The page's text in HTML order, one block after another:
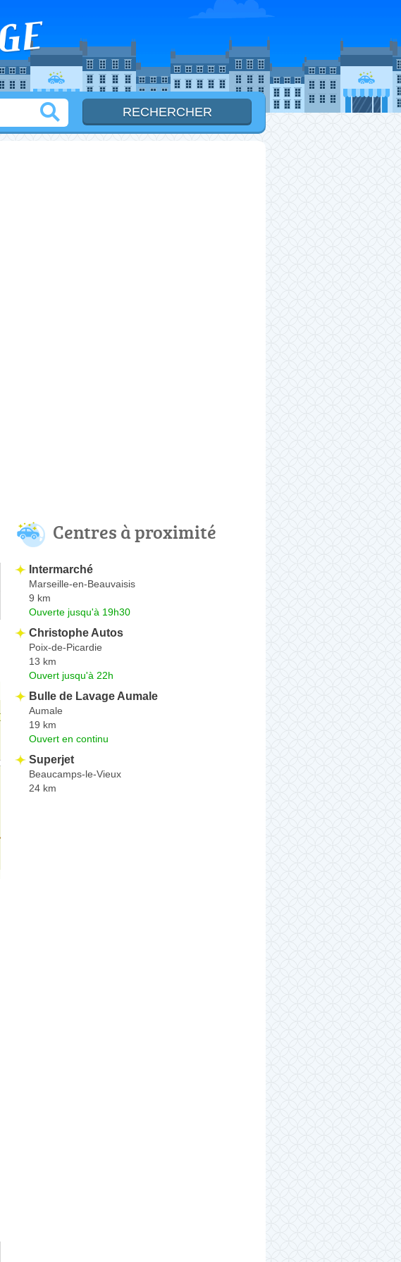
Centres à proximité
Intermarché
Marseille-en-Beauvaisis
9 km
Ouverte jusqu'à 19h30
Christophe Autos
Poix-de-Picardie
13 km
Ouvert jusqu'à 22h
Bulle de Lavage Aumale
Aumale
19 km
Ouvert en continu
Superjet
Beaucamps-le-Vieux
24 km